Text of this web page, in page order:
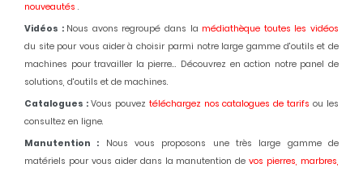
nouveautés .
Vidéos : Nous avons regroupé dans la médiathèque toutes les vidéos
du site pour vous aider à choisir parmi notre large gamme d'outils et de
machines pour travailler la pierre... Découvrez en action notre panel de
solutions, d'outils et de machines.
Catalogues : Vous pouvez téléchargez nos catalogues de tarifs ou les
consultez en ligne.
Manutention : Nous vous proposons une très large gamme de
matériels pour vous aider dans la manutention devos pierres, marbres,